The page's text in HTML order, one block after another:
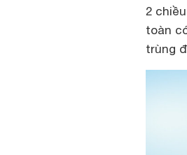
2
toàn
trùng